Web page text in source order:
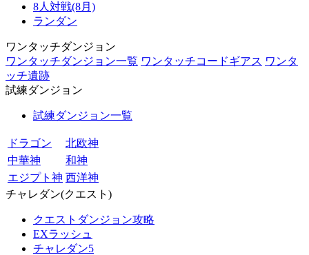
8人対戦(8月)
ランダン
ワンタッチダンジョン
ワンタッチダンジョン一覧 ワンタッチコードギアス ワンタ
ッチ遺跡
試練ダンジョン
試練ダンジョン一覧
ドラゴン
北欧神
中華神
和神
エジプト神 西洋神
チャレダン(クエスト)
クエストダンジョン攻略
EXラッシュ
チャレダン5